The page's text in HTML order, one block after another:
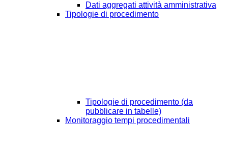
Dati aggregati attività amministrativa
Tipologie di procedimento
Tipologie di procedimento (da
pubblicare in tabelle)
Monitoraggio tempi procedimentali